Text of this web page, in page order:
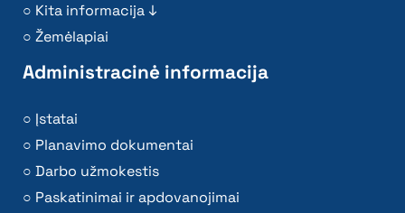
Kita informacija ↓
Žemėlapiai
Administracinė informacija
Įstatai
Planavimo dokumentai
Darbo užmokestis
Paskatinimai ir apdovanojimai